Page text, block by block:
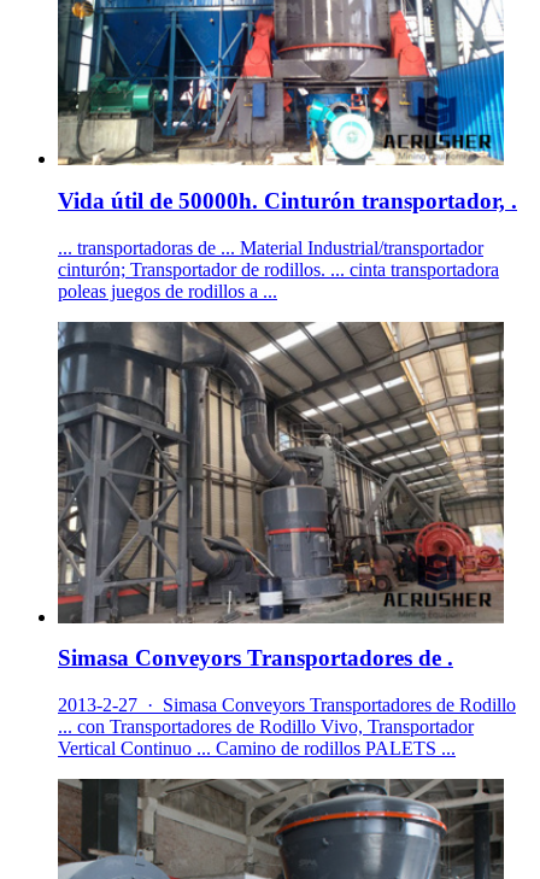
Vida útil de 50000h. Cinturón transportador, .
... transportadoras de ... Material Industrial/transportador
cinturón; Transportador de rodillos. ... cinta transportadora
poleas juegos de rodillos a ...
Simasa Conveyors Transportadores de .
2013-2-27 · Simasa Conveyors Transportadores de Rodillo
... con Transportadores de Rodillo Vivo, Transportador
Vertical Continuo ... Camino de rodillos PALETS ...